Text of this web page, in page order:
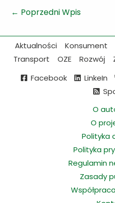
← Poprzedni Wpis
Aktualności Konsument
Transport
OZE Rozwój
Facebook
LinkeIn
O
O
Polityka
Polityka
Regulamin
Zasady